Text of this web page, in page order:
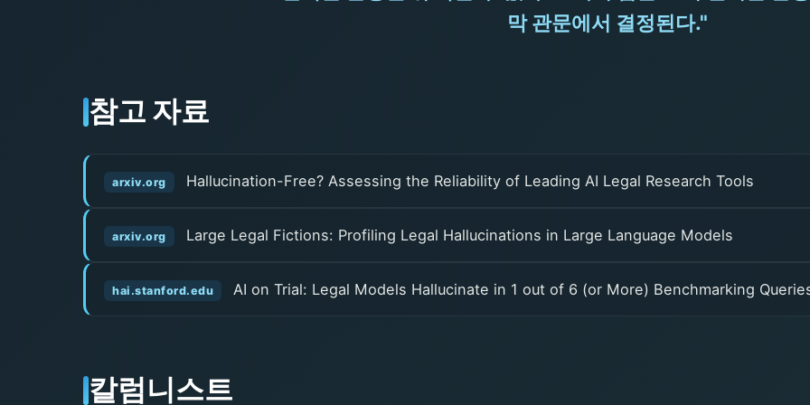
막 관문에서 결정된다."
참고 자료
arxiv.org Hallucination-Free? Assessing the Reliability of Leading AI Legal Research Tools
arxiv.org Large Legal Fictions: Profiling Legal Hallucinations in Large Language Models
hai.stanford.edu AI on Trial: Legal Models Hallucinate in 1 out of 6 (or More) Benchmarking
칼럼니스트